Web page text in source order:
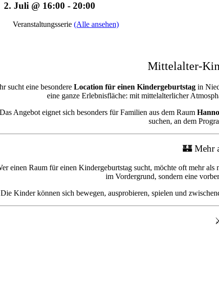
2. Juli @ 16:00 - 20:00
Veranstaltungsserie (Alle ansehen)
Mittelalter-
sucht eine besondere Location für einen Kindergeburtstag in
eine ganze Erlebnisfläche: mit mittelalterlicher
Angebot eignet sich besonders für Familien aus dem Raum
suchen, an dem
🏰 Mehr
einen Raum für einen Kindergeburtstag sucht, möchte oft mehr
im Vordergrund, sondern eine
Die Kinder können sich bewegen, ausprobieren, spielen und